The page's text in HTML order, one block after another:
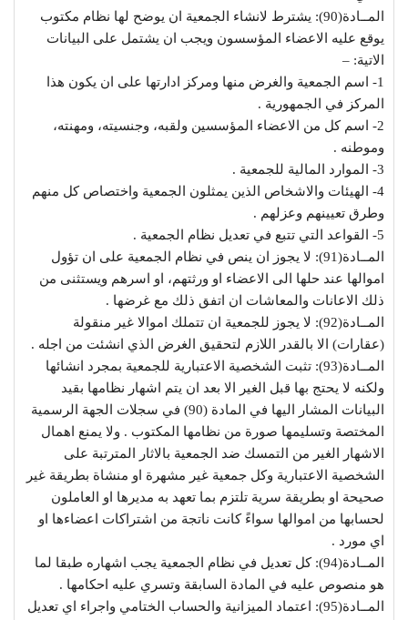
المــادة(90): يشترط لانشاء الجمعية ان يوضح لها نظام مكتوب
يوقع عليه الاعضاء المؤسسون ويجب ان يشتمل على البيانات
الاتية: –
1- اسم الجمعية والغرض منها ومركز ادارتها على ان يكون هذا
المركز في الجمهورية .
2- اسم كل من الاعضاء المؤسسين ولقبه، وجنسيته، ومهنته،
وموطنه .
3- الموارد المالية للجمعية .
4- الهيئات والاشخاص الذين يمثلون الجمعية واختصاص كل منهم
وطرق تعيينهم وعزلهم .
5- القواعد التي تتبع في تعديل نظام الجمعية .
المــادة(91): لا يجوز ان ينص في نظام الجمعية على ان تؤول
اموالها عند حلها الى الاعضاء او ورثتهم، او اسرهم ويستثنى من
ذلك الاعانات والمعاشات ان اتفق ذلك مع غرضها .
المــادة(92): لا يجوز للجمعية ان تتملك اموالا غير منقولة
(عقارات) الا بالقدر اللازم لتحقيق الغرض الذي انشئت من اجله .
المــادة(93): تثبت الشخصية الاعتبارية للجمعية بمجرد انشائها
ولكنه لا يحتج بها قبل الغير الا بعد ان يتم اشهار نظامها بقيد
البيانات المشار اليها في المادة (90) في سجلات الجهة الرسمية
المختصة وتسليمها صورة من نظامها المكتوب . ولا يمنع اهمال
الاشهار الغير من التمسك ضد الجمعية بالاثار المترتبة على
الشخصية الاعتبارية وكل جمعية غير مشهرة او منشاة بطريقة غير
صحيحة او بطريقة سرية تلتزم بما تعهد به مديرها او العاملون
لحسابها من اموالها سواءً كانت ناتجة من اشتراكات اعضاءها او
اي مورد .
المــادة(94): كل تعديل في نظام الجمعية يجب اشهاره طبقا لما
هو منصوص عليه في المادة السابقة وتسري عليه احكامها .
المــادة(95): اعتماد الميزانية والحساب الختامي واجراء اي تعديل